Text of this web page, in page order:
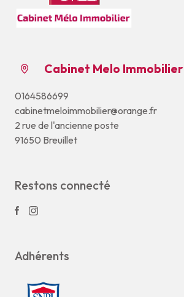
Cabinet Melo Immobilier
0164586699
cabinetmeloimmobilier@orange.fr
2 rue de l'ancienne poste
91650 Breuillet
Restons connecté
Adhérents